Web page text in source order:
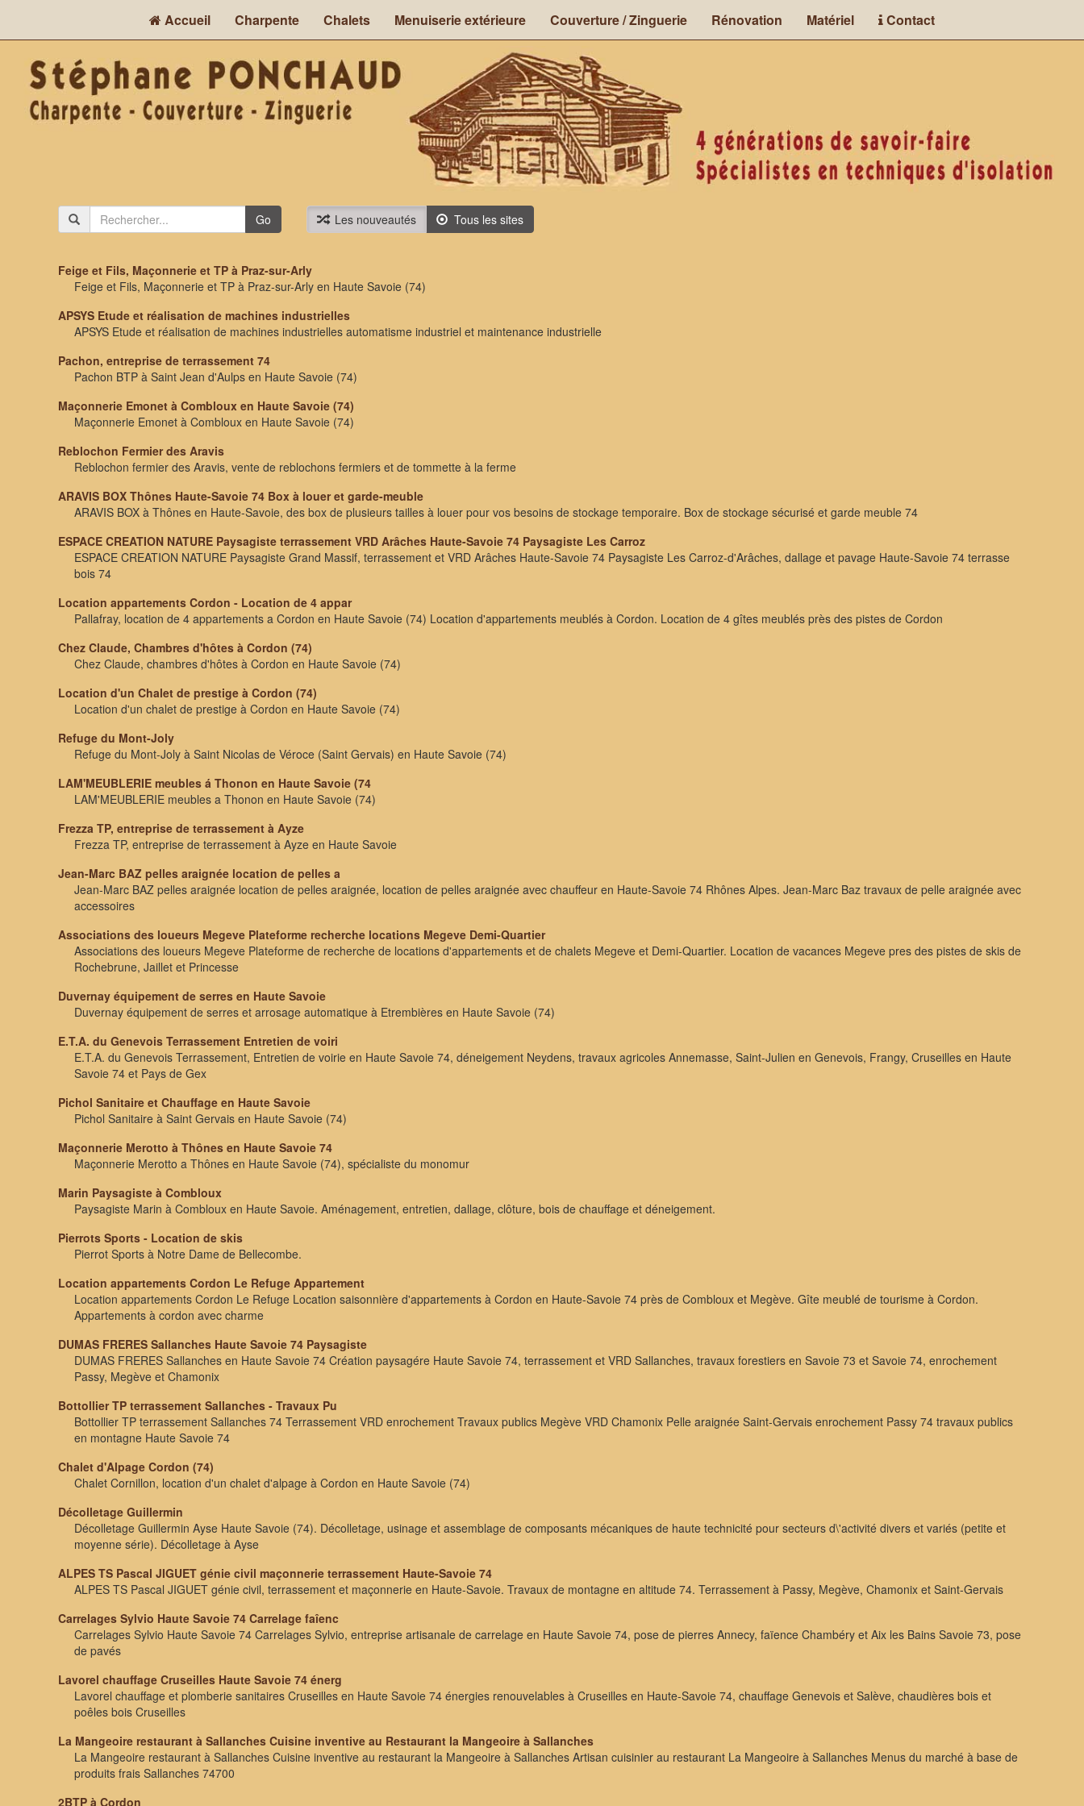
Accueil Charpente Chalets Menuiserie extérieure Couverture / Zinguerie Rénovation Matériel Contact
Go Les nouveautés Tous les sites
Feige et Fils, Maçonnerie et TP à Praz-sur-Arly
Feige et Fils, Maçonnerie et TP à Praz-sur-Arly en Haute Savoie (74)
APSYS Etude et réalisation de machines industrielles
APSYS Etude et réalisation de machines industrielles automatisme industriel et maintenance industrielle
Pachon, entreprise de terrassement 74
Pachon BTP à Saint Jean d'Aulps en Haute Savoie (74)
Maçonnerie Emonet à Combloux en Haute Savoie (74)
Maçonnerie Emonet à Combloux en Haute Savoie (74)
Reblochon Fermier des Aravis
Reblochon fermier des Aravis, vente de reblochons fermiers et de tommette à la ferme
ARAVIS BOX Thônes Haute-Savoie 74 Box à louer et garde-meuble
ARAVIS BOX à Thônes en Haute-Savoie, des box de plusieurs tailles à louer pour vos besoins de stockage temporaire. Box de stockage sécurisé et garde meuble 74
ESPACE CREATION NATURE Paysagiste terrassement VRD Arâches Haute-Savoie 74 Paysagiste Les Carroz
ESPACE CREATION NATURE Paysagiste Grand Massif, terrassement et VRD Arâches Haute-Savoie 74 Paysagiste Les Carroz-d'Arâches, dallage et pavage Haute-Savoie 74 terrasse
bois 74
Location appartements Cordon - Location de 4 appar
Pallafray, location de 4 appartements a Cordon en Haute Savoie (74) Location d'appartements meublés à Cordon. Location de 4 gîtes meublés près des pistes de Cordon
Chez Claude, Chambres d'hôtes à Cordon (74)
Chez Claude, chambres d'hôtes à Cordon en Haute Savoie (74)
Location d'un Chalet de prestige à Cordon (74)
Location d'un chalet de prestige à Cordon en Haute Savoie (74)
Refuge du Mont-Joly
Refuge du Mont-Joly à Saint Nicolas de Véroce (Saint Gervais) en Haute Savoie (74)
LAM'MEUBLERIE meubles á Thonon en Haute Savoie (74
LAM'MEUBLERIE meubles a Thonon en Haute Savoie (74)
Frezza TP, entreprise de terrassement à Ayze
Frezza TP, entreprise de terrassement à Ayze en Haute Savoie
Jean-Marc BAZ pelles araignée location de pelles a
Jean-Marc BAZ pelles araignée location de pelles araignée, location de pelles araignée avec chauffeur en Haute-Savoie 74 Rhônes Alpes. Jean-Marc Baz travaux de pelle araignée avec
accessoires
Associations des loueurs Megeve Plateforme recherche locations Megeve Demi-Quartier
Associations des loueurs Megeve Plateforme de recherche de locations d'appartements et de chalets Megeve et Demi-Quartier. Location de vacances Megeve pres des pistes de skis de
Rochebrune, Jaillet et Princesse
Duvernay équipement de serres en Haute Savoie
Duvernay équipement de serres et arrosage automatique à Etrembières en Haute Savoie (74)
E.T.A. du Genevois Terrassement Entretien de voiri
E.T.A. du Genevois Terrassement, Entretien de voirie en Haute Savoie 74, déneigement Neydens, travaux agricoles Annemasse, Saint-Julien en Genevois, Frangy, Cruseilles en Haute
Savoie 74 et Pays de Gex
Pichol Sanitaire et Chauffage en Haute Savoie
Pichol Sanitaire à Saint Gervais en Haute Savoie (74)
Maçonnerie Merotto à Thônes en Haute Savoie 74
Maçonnerie Merotto a Thônes en Haute Savoie (74), spécialiste du monomur
Marin Paysagiste à Combloux
Paysagiste Marin à Combloux en Haute Savoie. Aménagement, entretien, dallage, clôture, bois de chauffage et déneigement.
Pierrots Sports - Location de skis
Pierrot Sports à Notre Dame de Bellecombe.
Location appartements Cordon Le Refuge Appartement
Location appartements Cordon Le Refuge Location saisonnière d'appartements à Cordon en Haute-Savoie 74 près de Combloux et Megève. Gîte meublé de tourisme à Cordon.
Appartements à cordon avec charme
DUMAS FRERES Sallanches Haute Savoie 74 Paysagiste
DUMAS FRERES Sallanches en Haute Savoie 74 Création paysagére Haute Savoie 74, terrassement et VRD Sallanches, travaux forestiers en Savoie 73 et Savoie 74, enrochement
Passy, Megève et Chamonix
Bottollier TP terrassement Sallanches - Travaux Pu
Bottollier TP terrassement Sallanches 74 Terrassement VRD enrochement Travaux publics Megève VRD Chamonix Pelle araignée Saint-Gervais enrochement Passy 74 travaux publics
en montagne Haute Savoie 74
Chalet d'Alpage Cordon (74)
Chalet Cornillon, location d'un chalet d'alpage à Cordon en Haute Savoie (74)
Décolletage Guillermin
Décolletage Guillermin Ayse Haute Savoie (74). Décolletage, usinage et assemblage de composants mécaniques de haute technicité pour secteurs d\'activité divers et variés (petite et
moyenne série). Décolletage à Ayse
ALPES TS Pascal JIGUET génie civil maçonnerie terrassement Haute-Savoie 74
ALPES TS Pascal JIGUET génie civil, terrassement et maçonnerie en Haute-Savoie. Travaux de montagne en altitude 74. Terrassement à Passy, Megève, Chamonix et Saint-Gervais
Carrelages Sylvio Haute Savoie 74 Carrelage faîenc
Carrelages Sylvio Haute Savoie 74 Carrelages Sylvio, entreprise artisanale de carrelage en Haute Savoie 74, pose de pierres Annecy, faïence Chambéry et Aix les Bains Savoie 73, pose
de pavés
Lavorel chauffage Cruseilles Haute Savoie 74 énerg
Lavorel chauffage et plomberie sanitaires Cruseilles en Haute Savoie 74 énergies renouvelables à Cruseilles en Haute-Savoie 74, chauffage Genevois et Salève, chaudières bois et
poêles bois Cruseilles
La Mangeoire restaurant à Sallanches Cuisine inventive au Restaurant la Mangeoire à Sallanches
La Mangeoire restaurant à Sallanches Cuisine inventive au restaurant la Mangeoire à Sallanches Artisan cuisinier au restaurant La Mangeoire à Sallanches Menus du marché à base de
produits frais Sallanches 74700
2BTP à Cordon